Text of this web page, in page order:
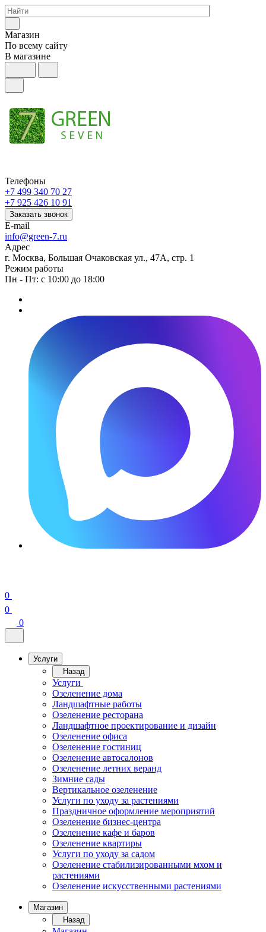
Магазин
По всему сайту
В магазине
Телефоны
+7 499 340 70 27
+7 925 426 10 91
Заказать звонок
E-mail
info@green-7.ru
Адрес
г. Москва, Большая Очаковская ул., 47А, стр. 1
Режим работы
Пн - Пт: с 10:00 до 18:00
0
0
0
Услуги
Назад
Услуги
Озеленение дома
Ландшафтные работы
Озеленение ресторана
Ландшафтное проектирование и дизайн
Озеленение офиса
Озеленение гостиниц
Озеленение автосалонов
Озеленение летних веранд
Зимние сады
Вертикальное озеленение
Услуги по уходу за растениями
Праздничное оформление мероприятий
Озеленение бизнес-центра
Озеленение кафе и баров
Озеленение квартиры
Услуги по уходу за садом
Озеленение стабилизированными мхом и
растениями
Озеленение искусственными растениями
Магазин
Назад